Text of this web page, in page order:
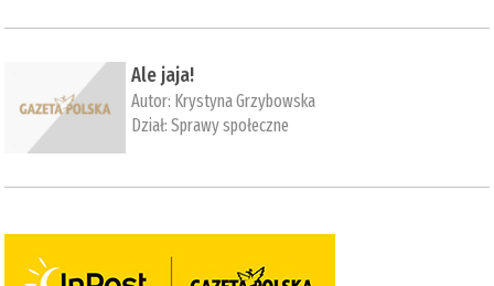
Ale jaja!
Autor: Krystyna Grzybowska
Dział:Sprawy społeczne